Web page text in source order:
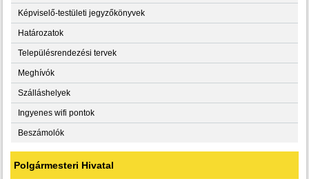
Képviselő-testületi jegyzőkönyvek
Határozatok
Településrendezési tervek
Meghívók
Szálláshelyek
Ingyenes wifi pontok
Beszámolók
Polgármesteri Hivatal